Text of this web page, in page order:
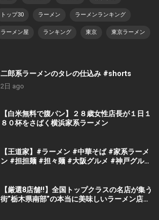
トップ30 ラーメン ラーメンランキング
ラーメン屋 ランキング 東京 東京ラーメン
二郎系ラーメンのタレの仕込み #shorts
2日 ago
【白米無料で腹パン】２８歳女性店長が１日１
８０杯をさばく横浜家系ラーメン
【王道家】#ラーメン #中華そば #家系ラーメ
ン #担担麺 #担々麺 #大阪グルメ #神戸グルメ
【厳選8店舗!!】全国トップクラスの名店が集う
街”栃木県南部”の本当に美味しいラーメン店を